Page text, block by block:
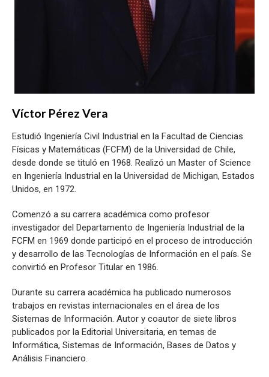
Víctor Pérez Vera
Estudió Ingeniería Civil Industrial en la Facultad de Ciencias
Físicas y Matemáticas (FCFM) de la Universidad de Chile,
desde donde se tituló en 1968. Realizó un Master of Science
en Ingeniería Industrial en la Universidad de Michigan, Estados
Unidos, en 1972.
Comenzó a su carrera académica como profesor
investigador del Departamento de Ingeniería Industrial de la
FCFM en 1969 donde participó en el proceso de introducción
y desarrollo de las Tecnologías de Información en el país. Se
convirtió en Profesor Titular en 1986.
Durante su carrera académica ha publicado numerosos
trabajos en revistas internacionales en el área de los
Sistemas de Información. Autor y coautor de siete libros
publicados por la Editorial Universitaria, en temas de
Informática, Sistemas de Información, Bases de Datos y
Análisis Financiero.